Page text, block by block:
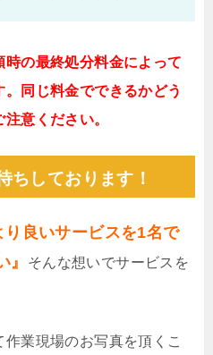
の最終処分料金によって
同じ料金でできるかどう
意ください。
ちしております！
り良いサービスを1名で
』
そんな想いでサービスを
業現場のお写真を頂くこ